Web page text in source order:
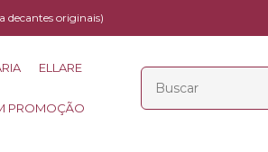
decantes originais)
ELLARE
PROMOÇÃO